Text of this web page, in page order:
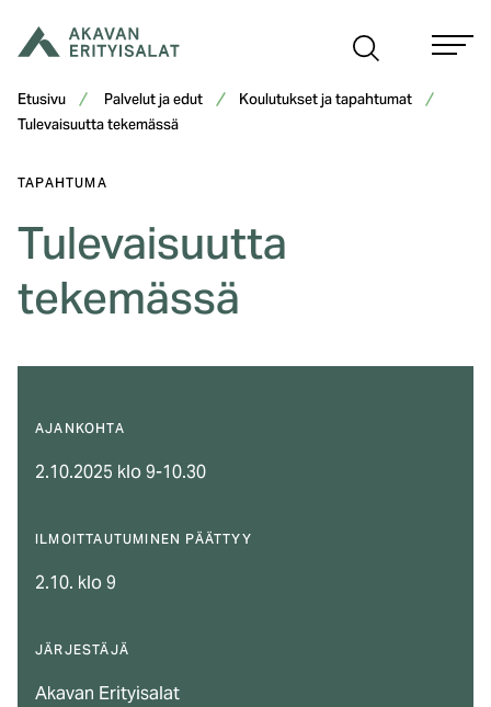
sisältöön
Etusivu Palvelut ja edut
Koulutukset ja tapahtumat
Tulevaisuutta tekemässä
TAPAHTUMA
Tulevaisuutta
tekemässä
AJANKOHTA
2.10.2025 klo 9-10.30
ILMOITTAUTUMINEN PÄÄTTYY
2.10. klo 9
JÄRJESTÄJÄ
Akavan Erityisalat